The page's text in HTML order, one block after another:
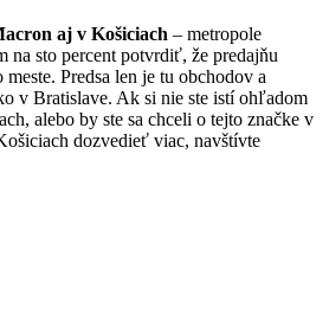
aj v Košiciach – metropole
na sto percent potvrdiť, že predajňu
Predsa len je tu obchodov a
v Bratislave. Ak si nie ste istí ohľadom
alebo by ste sa chceli o tejto značke v
dozvedieť viac, navštívte